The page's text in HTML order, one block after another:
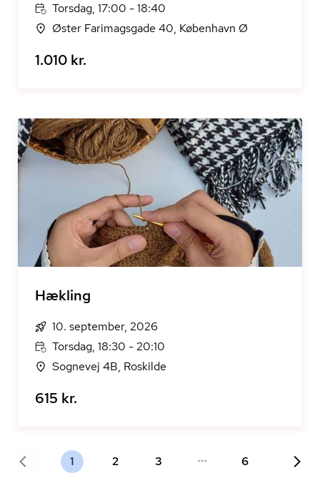
Torsdag, 17:00 - 18:40
Øster Farimagsgade 40, København Ø
1.010 kr.
Hækling
10. september, 2026
Torsdag, 18:30 - 20:10
Sognevej 4B, Roskilde
615 kr.
1 2 3 6